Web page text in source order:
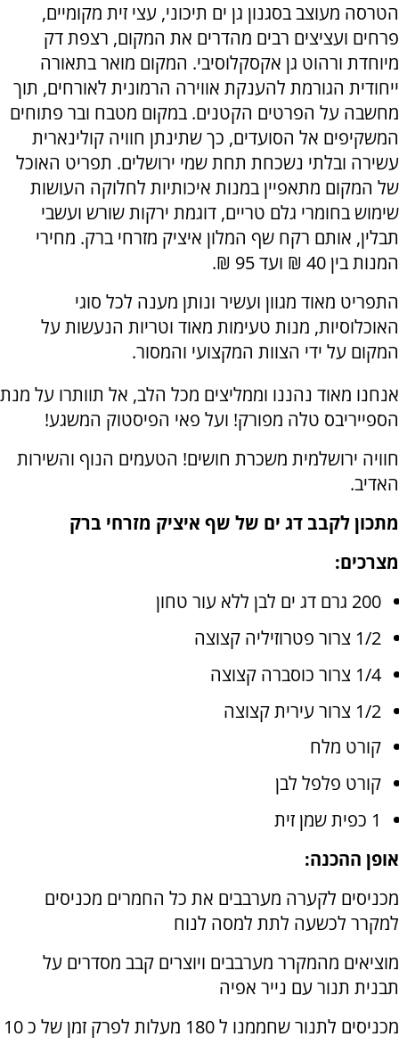
הטרסה מעוצב בסגנון גן ים תיכוני, עצי זית מקומיים,
פרחים ועציצים רבים מהדרים את המקום, רצפת דק
מיוחדת ורהוט גן אקסקלוסיבי. המקום מואר בתאורה
ייחודית הגורמת להענקת אווירה הרמונית לאורחים, תוך
מחשבה על הפרטים הקטנים. במקום מטבח ובר פתוחים
המשקיפים אל הסועדים, כך שתינתן חוויה קולינארית
עשירה ובלתי נשכחת תחת שמי ירושלים. תפריט האוכל
של המקום מתאפיין במנות איכותיות לחלוקה העושות
שימוש בחומרי גלם טריים, דוגמת ירקות שורש ועשבי
תבלין, אותם רקח שף המלון איציק מזרחי ברק. מחירי
המנות בין 40 ₪ ועד 95 ₪.
התפריט מאוד מגוון ועשיר ונותן מענה לכל סוגי
האוכלוסיות, מנות טעימות מאוד וטריות הנעשות על
המקום על ידי הצוות המקצועי והמסור.
אנחנו מאוד נהננו וממליצים מכל הלב, אל תוותרו על מנת
הספייריבס טלה מפורק! ועל פאי הפיסטוק המשגע!
חוויה ירושלמית משכרת חושים! הטעמים הנוף והשירות
האדיב.
מתכון לקבב דג ים של שף איציק מזרחי ברק
מצרכים:
200 גרם דג ים לבן ללא עור טחון
1/2 צרור פטרוזיליה קצוצה
1/4 צרור כוסברה קצוצה
1/2 צרור עירית קצוצה
קורט מלח
קורט פלפל לבן
1 כפית שמן זית
אופן ההכנה:
מכניסים לקערה מערבבים את כל החמרים מכניסים
למקרר לכשעה לתת למסה לנוח
מוציאים מהמקרר מערבבים ויוצרים קבב מסדרים על
תבנית תנור עם נייר אפיה
מכניסים לתנור שחממנו ל 180 מעלות לפרק זמן של כ 10